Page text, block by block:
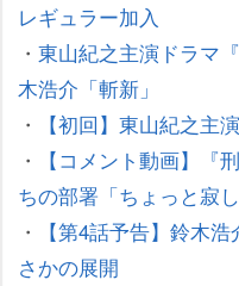
レギュラー加入
・ 東山紀之主演ドラマ
木浩介「斬新」
・
【初回】東山紀之主
・
【コメント動画】『
ちの部署「ちょっと寂し
・
【第4話予告】鈴木
さかの展開